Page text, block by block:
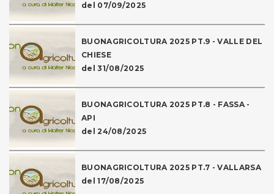
del 07/09/2025
BUONAGRICOLTURA 2025 PT.9 - VALLE DEL
CHIESE
del 31/08/2025
BUONAGRICOLTURA 2025 PT.8 - FASSA -
API
del 24/08/2025
BUONAGRICOLTURA 2025 PT.7 - VALLARSA
del 17/08/2025